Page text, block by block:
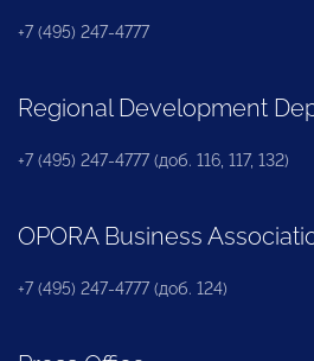
+7 (495) 247-4777
Regional Development
+7 (495) 247-4777 (доб. 116, 117, 132)
OPORA Business
+7 (495) 247-4777 (доб. 124)